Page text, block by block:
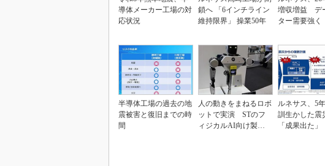
導体メーカー工場の対
応状況
鎖へ 「6インチライン
維持限界」 操業50年
増収増益 デ
ター需要強く
半導体工場の過去の地
震被害と復旧までの時
間
人の動きをまねるロボ
ットで実演 STのフ
ィジカルAI向け製品
ルネサス、5
訓生かした震
「成果出た」